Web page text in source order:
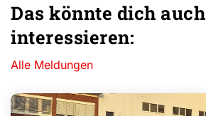
Das könnte dich auch
interessieren:
Alle Meldungen